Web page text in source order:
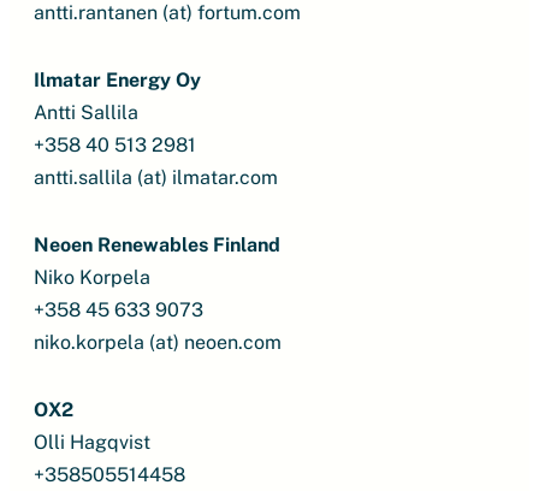
antti.rantanen (at) fortum.com
Ilmatar Energy Oy
Antti Sallila
+358 40 513 2981
antti.sallila (at) ilmatar.com
Neoen Renewables Finland
Niko Korpela
+358 45 633 9073
niko.korpela (at) neoen.com
OX2
Olli Hagqvist
+358505514458